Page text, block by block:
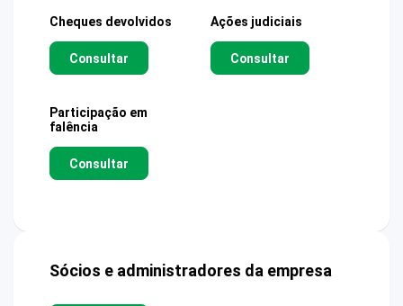
Cheques devolvidos
Consultar
Ações judiciais
Consultar
Participação em
falência
Consultar
Sócios e administradores da empresa